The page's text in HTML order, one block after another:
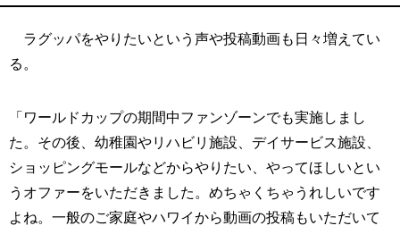
ラグッパをやりたいという声や投稿動画も日々増えてい
る。
「ワールドカップの期間中ファンゾーンでも実施しまし
た。その後、幼稚園やリハビリ施設、デイサービス施設、
ショッピングモールなどからやりたい、やってほしいとい
うオファーをいただきました。めちゃくちゃうれしいです
よね。一般のご家庭やハワイから動画の投稿もいただいて